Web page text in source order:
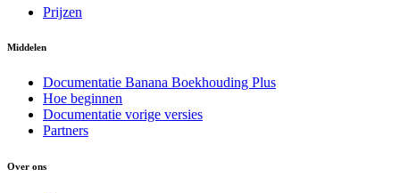
Prijzen
Middelen
Documentatie Banana Boekhouding Plus
Hoe beginnen
Documentatie vorige versies
Partners
Over ons